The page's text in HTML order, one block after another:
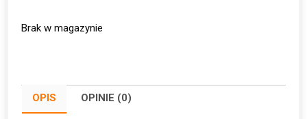
Brak w magazynie
OPIS OPINIE (0)